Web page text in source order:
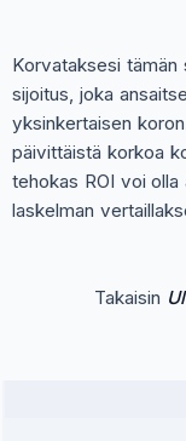
Korvataksesi tämän
sijoitus, joka
yksinkertaisen
päivittäistä korkoa
tehokas ROI voi
laskelman
Takaisin